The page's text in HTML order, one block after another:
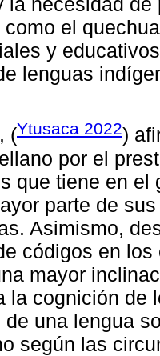
el
y
lenguas
(Ytusaca 2022)
por el
que tiene en
parte de
Asimismo,
códigos en
mayor
la cognición de
de una lengua
según las